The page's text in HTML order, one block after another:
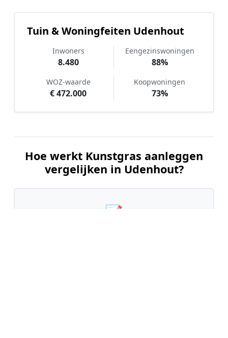
Tuin & Woningfeiten Udenhout
Inwoners
8.480
Eengezinswoningen
88%
WOZ-waarde
€ 472.000
Koopwoningen
73%
Hoe werkt Kunstgras aanleggen
vergelijken in Udenhout?
📝